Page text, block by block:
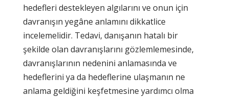
hedefleri destekleyen algılarını ve onun için
davranışın yegâne anlamını dikkatlice
incelemelidir. Tedavi, danışanın hatalı bir
şekilde olan davranışlarını gözlemlemesinde,
davranışlarının nedenini anlamasında ve
hedeflerini ya da hedeflerine ulaşmanın ne
anlama geldiğini keşfetmesine yardımcı olma